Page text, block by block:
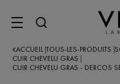
SITE MENU
ACCUEIL TOUS-LES-PRODUITS
CUIR CHEVELU GRAS
CUIR CHEVELU GRAS - DERCOS